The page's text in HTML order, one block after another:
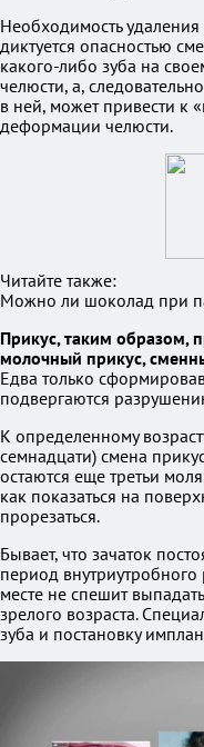
Необходимость
диктуется опасностью
какого-либо зуба на
челюсти, а,
в ней, может привести к
деформации челюсти.
Читайте также:
Можно ли шоколад при
Прикус, таким образом,
молочный прикус,
Едва только
подвергаются
К определенному
семнадцати) смена
остаются еще третьи
как показаться на
прорезаться.
Бывает, что зачаток
период внутриутробного
месте не спешит
зрелого возраста.
зуба и постановку